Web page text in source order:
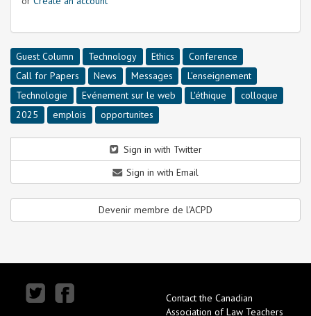
Guest Column Technology Ethics
Conference
Call for Papers
News Messages
L'enseignement
Technologie
Evénement sur le web L'éthique
colloque
2025
emplois opportunites
Sign in with Twitter
Sign in with Email
Devenir membre de l'ACPD
Contact the Canadian
Association of Law Teachers